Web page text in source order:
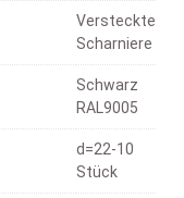
Versteckte
Scharniere
Schwarz
RAL9005
d=22-10
Stück